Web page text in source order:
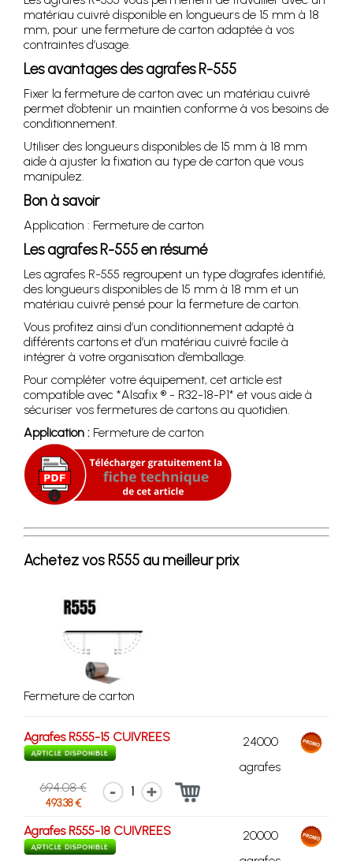
matériau cuivré disponible en longueurs de 15 mm à 18
mm, pour une fermeture de carton adaptée à vos
contraintes d’usage.
Les avantages des agrafes R-555
Fixer la fermeture de carton avec un matériau cuivré
permet d’obtenir un maintien conforme à vos besoins de
conditionnement.
Utiliser des longueurs disponibles de 15 mm à 18 mm
aide à ajuster la fixation au type de carton que vous
manipulez.
Bon à savoir
Application : Fermeture de carton
Les agrafes R-555 en résumé
Les agrafes R-555 regroupent un type d’agrafes identifié,
des longueurs disponibles de 15 mm à 18 mm et un
matériau cuivré pensé pour la fermeture de carton.
Vous profitez ainsi d’un conditionnement adapté à
différents cartons et d’un matériau cuivré facile à
intégrer à votre organisation d’emballage.
Pour compléter votre équipement, cet article est
compatible avec *Alsafix ® - R32-18-P1* et vous aide à
sécuriser vos fermetures de cartons au quotidien.
Application : Fermeture de carton
Achetez vos R555 au meilleur prix
Fermeture de carton
Agrafes R555-15 CUIVREES
24000
agrafes
694.08 €
493.38 €
1
Agrafes R555-18 CUIVREES
20000